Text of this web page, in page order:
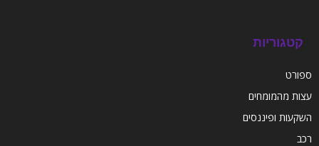
קטגוריות
ספורט
עצות מהמומחים
השקעות ופיננסים
רכב